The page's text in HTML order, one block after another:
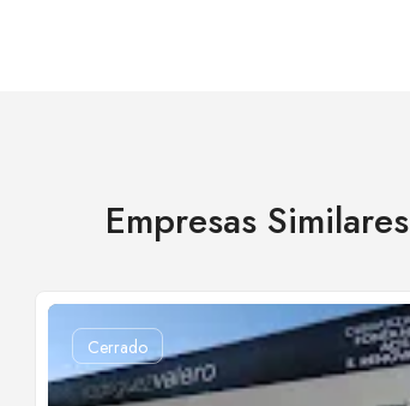
Empresas Similares
Cerrado